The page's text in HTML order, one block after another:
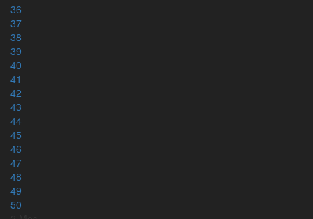
36
37
38
39
40
41
42
43
44
45
46
47
48
49
50
Lukasevangeliet
Johannesevangeliet & tre brev
Romarbrevet
Apostlagärningarna
Psaltaren
Kyrkoåret – alla tre årgångar
Bibelläsningsplaner
Läsplaner – bibelnpåettår.se
Läsplaner via e-post – minbibelplan.se
Kyrkoåret – kyrkoaretstexter.se
Torah och haftarah texter